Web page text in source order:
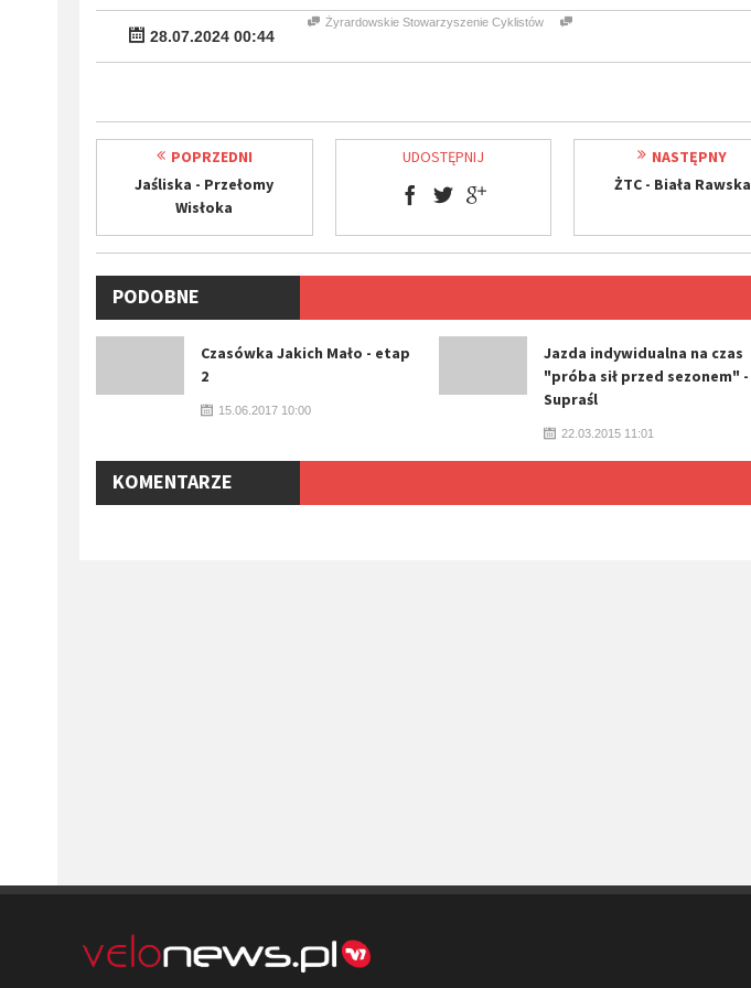
28.07.2024 00:44
Żyrardowskie Stowarzyszenie Cyklistów
POPRZEDNI
Jaśliska - Przełomy
Wisłoka
UDOSTĘPNIJ
NASTĘPNY
ŻTC - Biała Rawska
PODOBNE
WYDARZENIA
Czasówka Jakich Mało - etap
2
15.06.2017 10:00
Jazda indywidualna na czas
"próba sił przed sezonem" -
Supraśl
22.03.2015 11:01
KOMENTARZE